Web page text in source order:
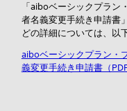
「aiboベーシックプラン
者名義変更手続き申請書
どの詳細については、以
aiboベーシックプラン・
義変更手続き申請書（PDF